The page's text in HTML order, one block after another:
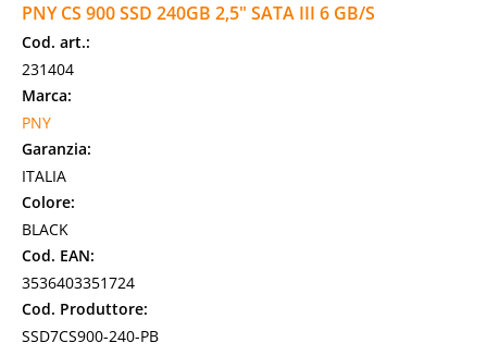
PNY CS 900 SSD 240GB 2,5" SATA III 6 GB/S
Cod. art.:
231404
Marca:
PNY
Garanzia:
ITALIA
Colore:
BLACK
Cod. EAN:
3536403351724
Cod. Produttore:
SSD7CS900-240-PB